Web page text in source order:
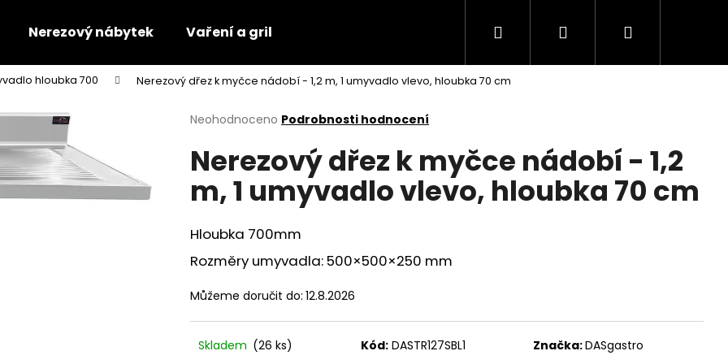
Nerezový nábytek Vaření a gril Hledat PřihlášeníNákupní
hloubka 700 Nerezový dřez k myčce nádobí - 1,2 m, 1 umyvadlo vlevo, hloubka 70 cm
Průměrné
produktu
je
hvězdiček.
Neohodnoceno Podrobnosti hodnocení
Nerezový dřez k myčce nádobí - 1,2
m, 1 umyvadlo vlevo, hloubka 70 cm
Hloubka 700mm
Rozměry umyvadla: 500×500×250 mm
Můžeme doručit do: 12.8.2026
Skladem (26 ks) Kód: DASTR127SBL1 Značka:DASgastro
Co potřebujete najít?
HLEDAT